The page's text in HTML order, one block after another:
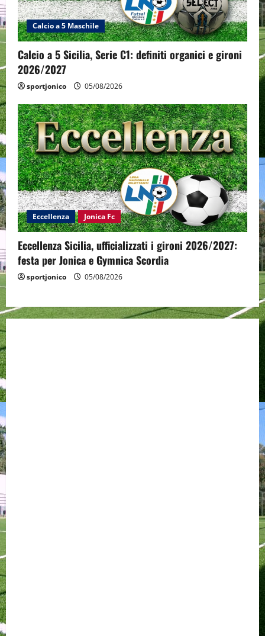
Calcio a 5 Maschile
Calcio a 5 Sicilia, Serie C1: definiti organici e gironi
2026/2027
sportjonico 05/08/2026
Eccellenza Jonica Fc
Eccellenza Sicilia, ufficializzati i gironi 2026/2027:
festa per Jonica e Gymnica Scordia
sportjonico 05/08/2026